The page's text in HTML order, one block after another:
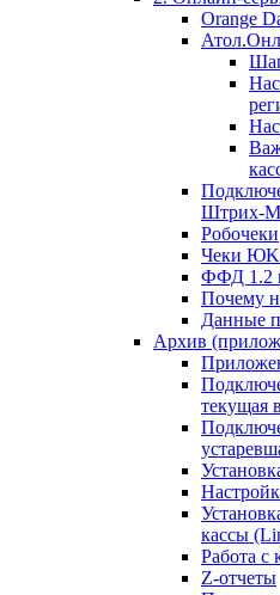
Orange
Штрих-М
Робочеки
Чеки
ФФД 1.2
Почему
Данные
Архив
текущая
кассы
Работа с
Z-отчеты